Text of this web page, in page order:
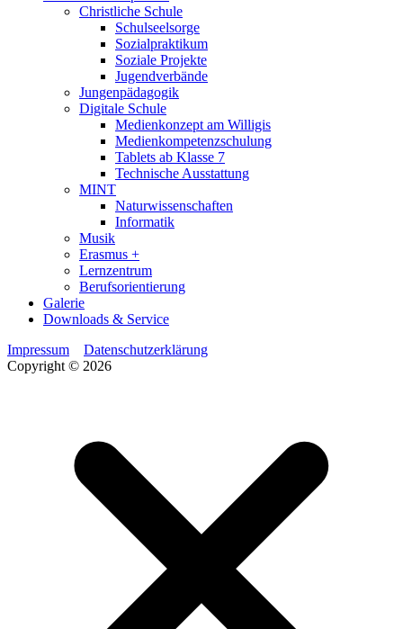
Christliche Schule
Schulseelsorge
Sozialpraktikum
Soziale Projekte
Jugendverbände
Jungenpädagogik
Digitale Schule
Medienkonzept am Willigis
Medienkompetenzschulung
Tablets ab Klasse 7
Technische Ausstattung
MINT
Naturwissenschaften
Informatik
Musik
Erasmus +
Lernzentrum
Berufsorientierung
Galerie
Downloads & Service
Impressum
Datenschutzerklärung
Copyright © 2026